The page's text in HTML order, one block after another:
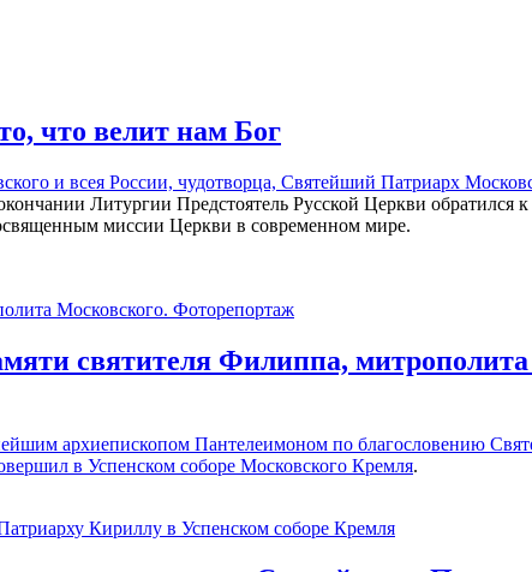
что велит нам Бог
и всея России, чудотворца, Святейший Патриарх
Литургии Предстоятель Русской Церкви обратился
миссии Церкви в современном мире.
святителя Филиппа,
архиепископом Пантелеимоном по благословению
в Успенском соборе Московского Кремля.